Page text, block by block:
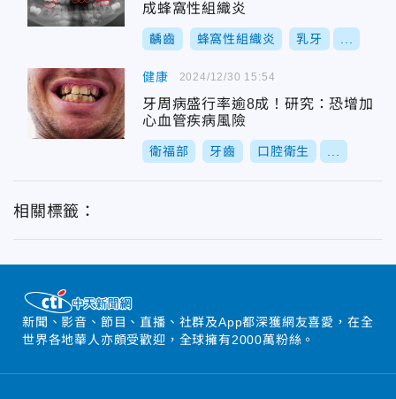
成蜂窩性組織炎
齲齒 蜂窩性組織炎 乳牙
健康
牙周病盛行率逾8成！研究：恐增加
心血管疾病風險
衛福部 牙齒 口腔衛生
2024/12/30 15:54
相關標籤：
新聞、影音、節目、直播、社群及App都深獲網友喜愛，在全
世界各地華人亦頗受歡迎，全球擁有2000萬粉絲。